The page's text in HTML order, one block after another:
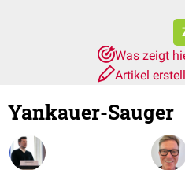
Was zeigt
Artikel
Yankauer-Sauger